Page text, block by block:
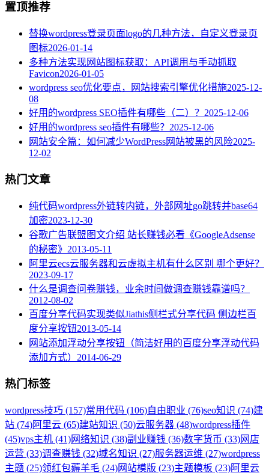
置顶推荐
替换wordpress登录页面logo的几种方法，自定义登录页
图标2026-01-14
多种方法实现网站图标获取：API调用与手动抓取
Favicon2026-01-05
wordpress seo优化要点，网站搜索引擎优化措施2025-12-
08
好用的wordpress SEO插件有哪些（二）？ 2025-12-06
好用的wordpress seo插件有哪些？ 2025-12-06
网站安全篇：如何减少WordPress网站被黑的风险2025-
12-02
热门文章
纯代码wordpress外链转内链，外部网址go跳转并base64
加密2023-12-30
谷歌广告联盟图文介绍 站长赚钱必看《GoogleAdsense
的秘密》 2013-05-11
阿里云ecs云服务器和云虚拟主机有什么区别 哪个更好？
2023-09-17
什么是调查问卷赚钱，业余时间做调查赚钱靠谱吗？
2012-08-02
百度分享代码实现类似Jiathis侧栏式分享代码 侧边栏百
度分享按钮2013-05-14
网站添加浮动分享按钮（简洁好用的百度分享浮动代码
添加方式） 2014-06-29
热门标签
wordpress技巧 (157)常用代码 (106)自由职业 (76)seo知识 (74)建
站 (74)阿里云 (65)建站知识 (50)云服务器 (48)wordpress插件
(45)vps主机 (41)网络知识 (38)副业赚钱 (36)数字货币 (33)网店
运营 (33)调查赚钱 (32)域名知识 (27)服务器运维 (27)wordpress
主题 (25)领红包薅羊毛 (24)网站模版 (23)主题模板 (23)阿里云